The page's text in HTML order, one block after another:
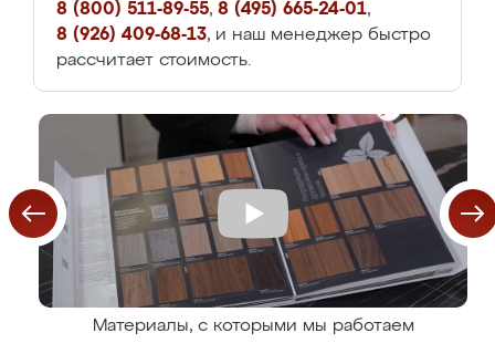
8 (800) 511-89-55, 8 (495) 665-24-01,
8 (926) 409-68-13, и наш менеджер быстро
рассчитает стоимость.
Материалы, с которыми мы работаем